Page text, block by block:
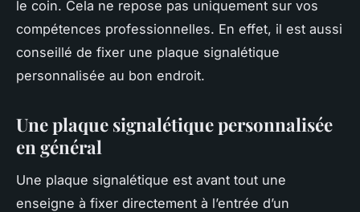
le coin. Cela ne repose pas uniquement sur vos
compétences professionnelles. En effet, il est aussi
conseillé de fixer une plaque signalétique
personnalisée au bon endroit.
Une plaque signalétique personnalisée
en général
Une plaque signalétique est avant tout une
enseigne à fixer directement à l’entrée d’un